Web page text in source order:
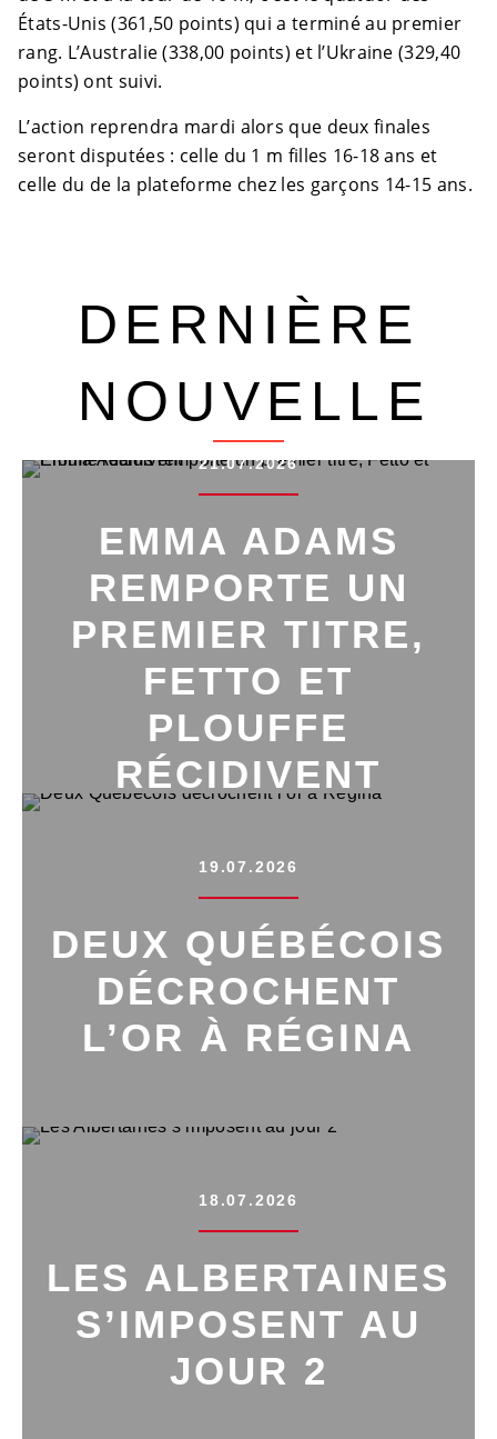
États-Unis (361,50 points) qui a terminé au premier
rang. L’Australie (338,00 points) et l’Ukraine (329,40
points) ont suivi.
L’action reprendra mardi alors que deux finales
seront disputées : celle du 1 m filles 16-18 ans et
celle du de la plateforme chez les garçons 14-15 ans.
DERNIÈRE
NOUVELLE
21.07.2026
EMMA ADAMS
REMPORTE UN
PREMIER TITRE,
FETTO ET
PLOUFFE
RÉCIDIVENT
19.07.2026
DEUX QUÉBÉCOIS
DÉCROCHENT
L’OR À RÉGINA
18.07.2026
LES ALBERTAINES
S’IMPOSENT AU
JOUR 2